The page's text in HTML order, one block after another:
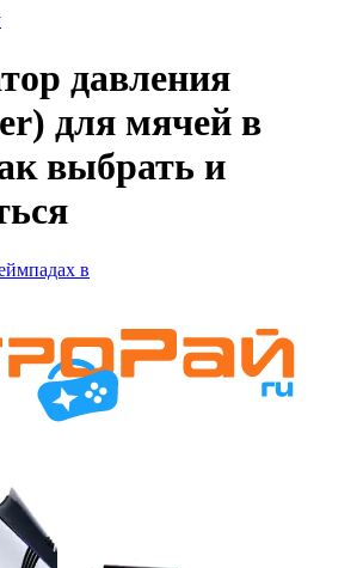
давления
для мячей в
выбрать и
в